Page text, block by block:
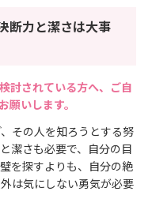
断力と潔さは大事
討されている方へ、ご自
願いします。
その人を知ろうとする努
潔さも必要で、自分の目
を探すよりも、自分の絶
は気にしない勇気が必要